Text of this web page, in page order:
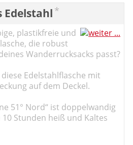
Edelstahl *
plastikfreie und
die robust
Wanderrucksacks passt?
Edelstahlflasche mit
auf dem Deckel.
51° Nord“ ist doppelwandig
Stunden heiß und Kaltes